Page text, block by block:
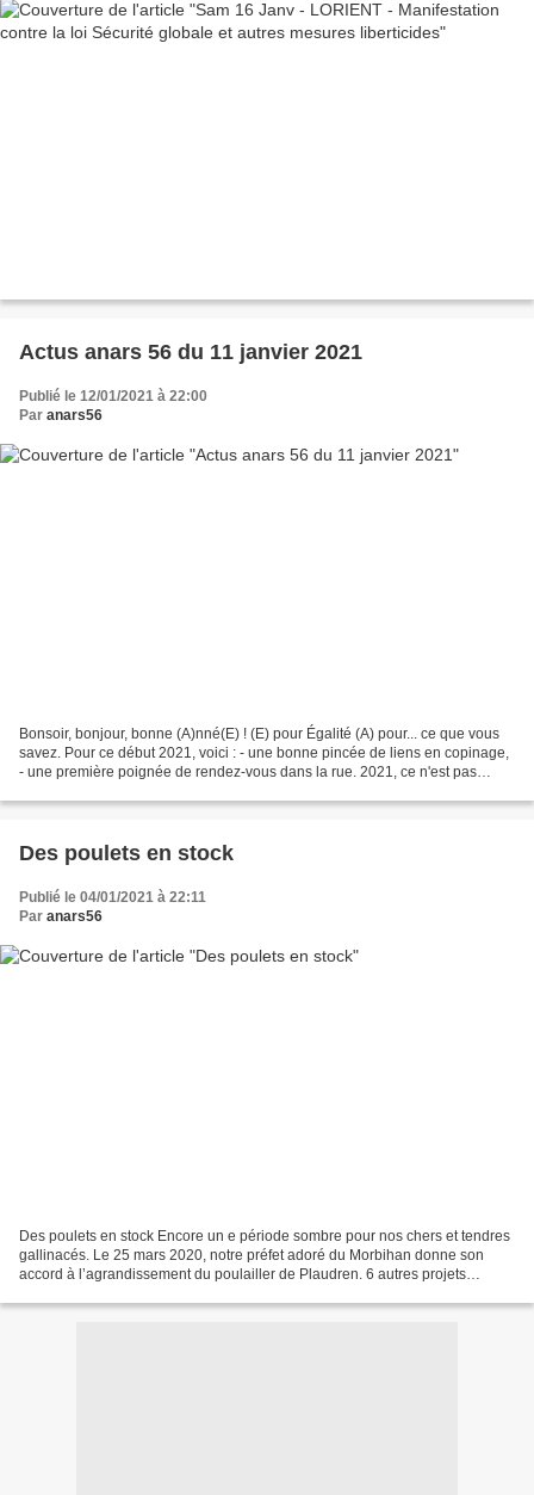
Actus anars 56 du 11 janvier 2021
Publié le 12/01/2021 à 22:00
Par anars56
Bonsoir, bonjour, bonne (A)nné(E) ! (E) pour Égalité (A) pour... ce que vous
savez. Pour ce début 2021, voici : - une bonne pincée de liens en copinage,
- une première poignée de rendez-vous dans la rue. 2021, ce n'est pas
Des poulets en stock
Publié le 04/01/2021 à 22:11
Par anars56
Des poulets en stock Encore un e période sombre pour nos chers et tendres
gallinacés. Le 25 mars 2020, notre préfet adoré du Morbihan donne son
accord à l’agrandissement du poulailler de Plaudren. 6 autres projets